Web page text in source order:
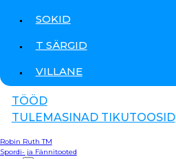
SOKID
T SÄRGID
VILLANE
TÖÖD
TULEMASINAD TIKUTOOSID
Robin Ruth TM
Spordi- ja Fännitooted